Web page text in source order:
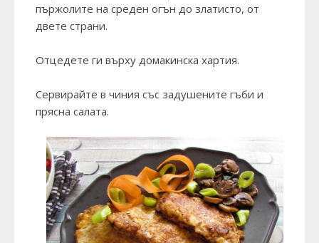
пържолите на среден огън до златисто, от
двете страни.
Отцедете ги върху домакинска хартия.
Сервирайте в чиния със задушените гъби и
прясна салата.